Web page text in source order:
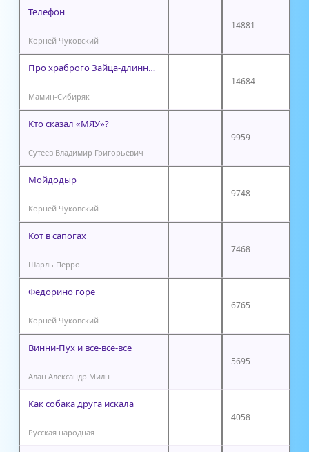
Телефон
Корней Чуковский
14881
Про храброго Зайца-длинные уши, косые глаза, короткий хвост
Мамин-Сибиряк
14684
Кто сказал «МЯУ»?
Сутеев Владимир Григорьевич
9959
Мойдодыр
Корней Чуковский
9748
Кот в сапогах
Шарль Перро
7468
Федорино горе
Корней Чуковский
6765
Винни-Пух и все-все-все
Алан Александр Милн
5695
Как собака друга искала
Русская народная
4058